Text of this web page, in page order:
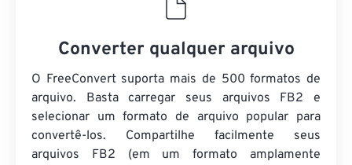
Converter qualquer arquivo
O FreeConvert suporta mais de 500 formatos de
arquivo. Basta carregar seus arquivos FB2 e
selecionar um formato de arquivo popular para
convertê-los. Compartilhe facilmente seus
arquivos FB2 (em um formato amplamente